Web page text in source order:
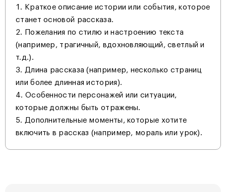
Краткое описание истории или события, которое
станет основой рассказа.
Пожелания по стилю и настроению текста
(например, трагичный, вдохновляющий, светлый и
т.д.).
Длина рассказа (например, несколько страниц
или более длинная история).
Особенности персонажей или ситуации,
которые должны быть отражены.
Дополнительные моменты, которые хотите
включить в рассказ (например, мораль или урок).